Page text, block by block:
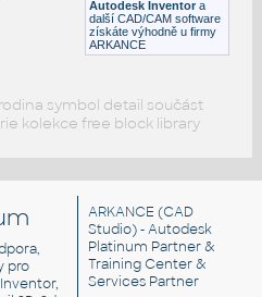
Autodesk Inventor a
další CAD/CAM software
získáte výhodně u firmy
ARKANCE
symbol detail součást
kolekce free block library
pro
ARKANCE (CAD
Studio) - Autodesk
Platinum Partner &
Training Center &
Services Partner